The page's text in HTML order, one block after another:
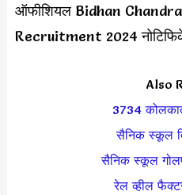
ऑफीशियल Bidhan
Recruitment 2024
Also
3734
सैनिक स्कूल
सैनिक स्कूल
रेल व्हील